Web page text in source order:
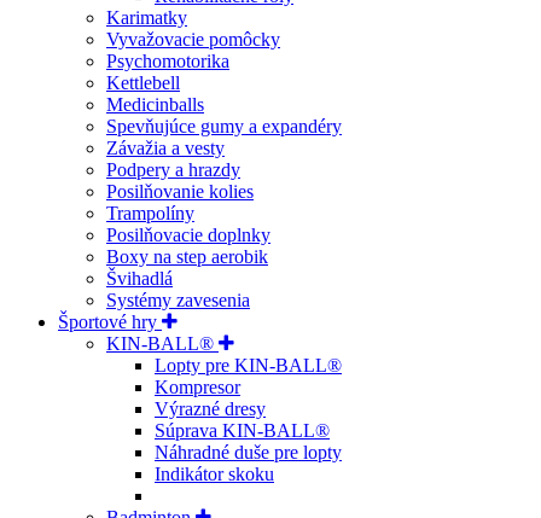
Karimatky
Vyvažovacie pomôcky
Psychomotorika
Kettlebell
Medicinballs
Spevňujúce gumy a expandéry
Závažia a vesty
Podpery a hrazdy
Posilňovanie kolies
Trampolíny
Posilňovacie doplnky
Boxy na step aerobik
Švihadlá
Systémy zavesenia
Športové hry
KIN-BALL®
Lopty pre KIN-BALL®
Kompresor
Výrazné dresy
Súprava KIN-BALL®
Náhradné duše pre lopty
Indikátor skoku